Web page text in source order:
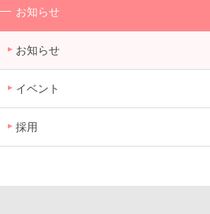
お知らせ
お知らせ
イベント
採用